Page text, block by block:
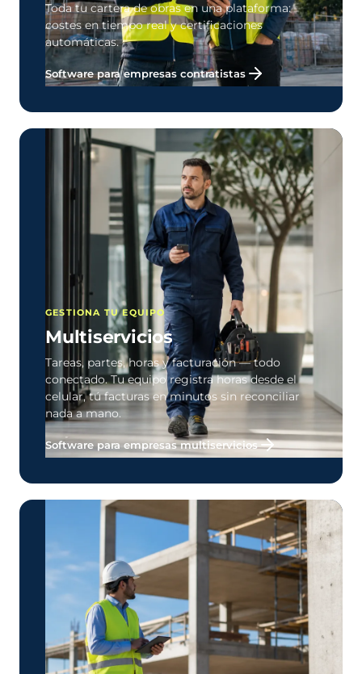
Toda tu cartera de obras en una plataforma:
costes en tiempo real y certificaciones
automáticas.
Software para empresas contratistas
GESTIONA TU EQUIPO
Multiservicios
Tareas, partes, horas y facturación — todo
conectado. Tu equipo registra horas desde el
celular, tú facturas en minutos sin reconciliar
nada a mano.
Software para empresas multiservicios